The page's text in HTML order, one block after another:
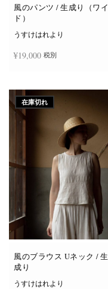
オ
ジ
選
択
で
き
ま
す
風のパンツ / 生成り（ワイ
ド）
うすけはれより
¥19,000 税別
在庫切れ
風のブラウス Uネック / 生
成り
うすけはれより